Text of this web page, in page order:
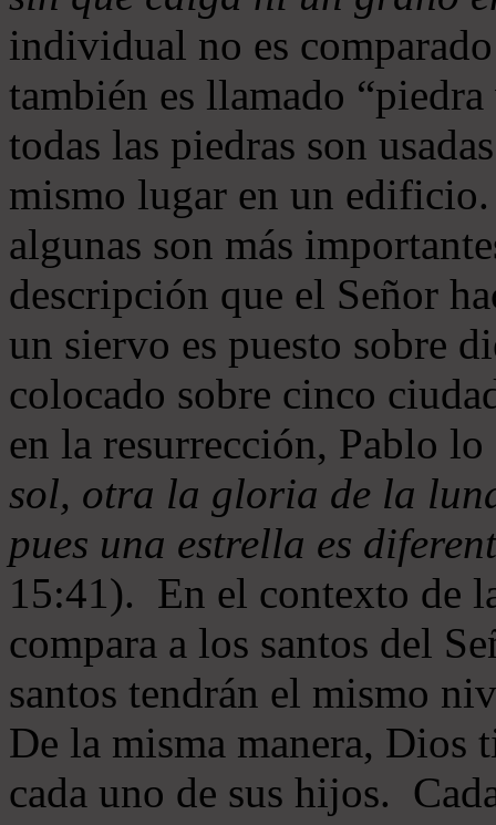
individual no es
también es llamado
todas las piedras son
mismo lugar en un
algunas son más
descripción que el Señor
un siervo es puesto sobre
colocado sobre cinco
en la resurrección, Pablo
sol, otra la gloria de la
pues una estrella es
15:41). En el contexto de
compara a los santos del
santos tendrán el mismo
De la misma manera, Dios
cada uno de sus hijos.